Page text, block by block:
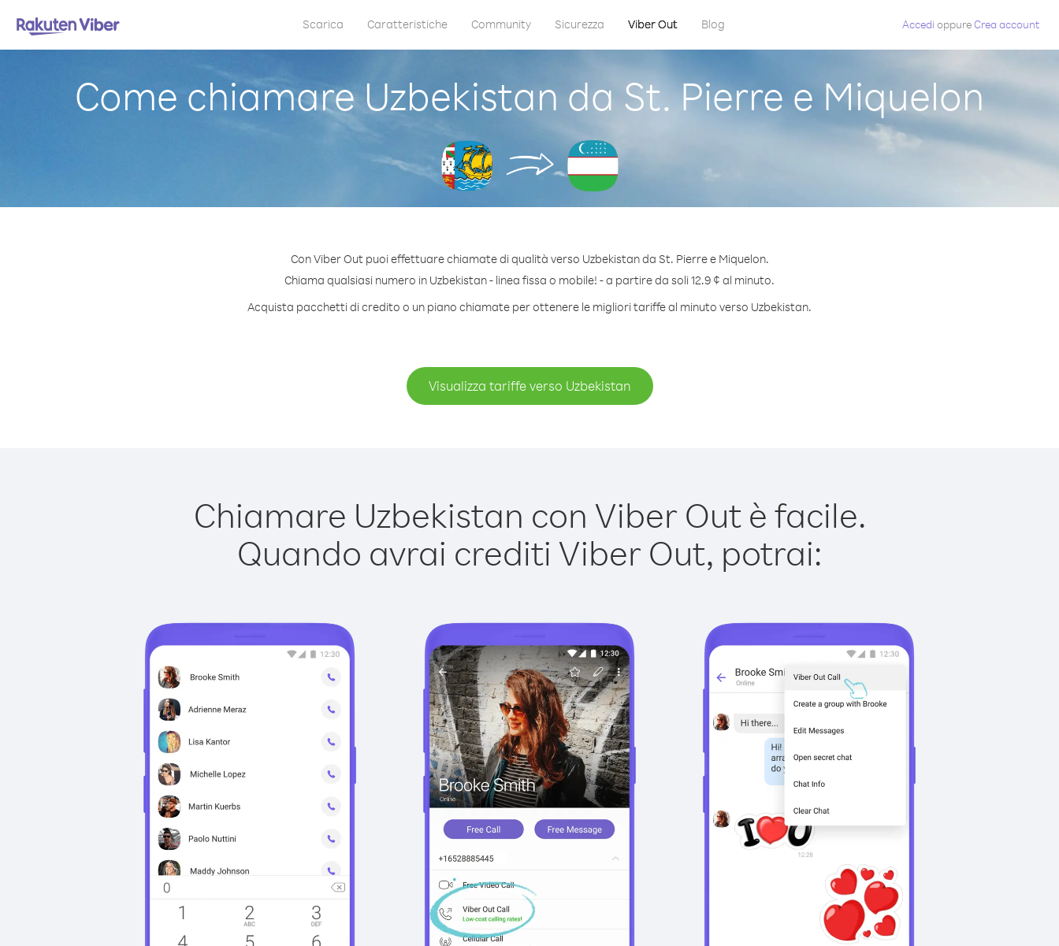
Scarica Caratteristiche Community Sicurezza Viber Out Blog Accedi oppureCrea account
Come chiamare Uzbekistan da St. Pierre e Miquelon
Con Viber Out puoi effettuare chiamate di qualità verso Uzbekistan da St. Pierre e Miquelon.
Chiama qualsiasi numero in Uzbekistan - linea fissa o mobile! - a partire da soli 12.9 ¢ al minuto.
Acquista pacchetti di credito o un piano chiamate per ottenere le migliori tariffe al minuto verso Uzbekistan.
Visualizza tariffe verso Uzbekistan
Chiamare Uzbekistan con Viber Out è facile.
Quando avrai crediti Viber Out, potrai: